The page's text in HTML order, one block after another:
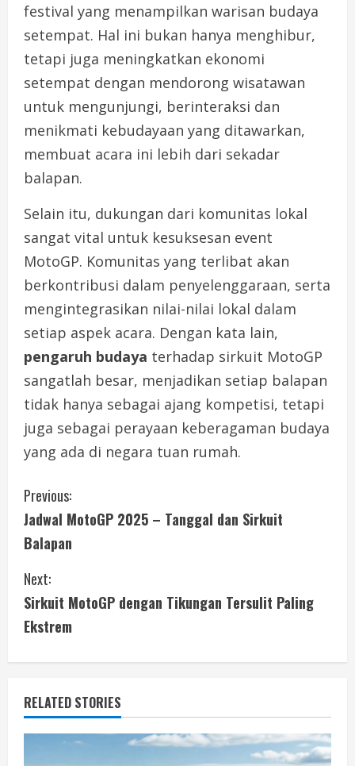
festival yang menampilkan warisan budaya
setempat. Hal ini bukan hanya menghibur,
tetapi juga meningkatkan ekonomi
setempat dengan mendorong wisatawan
untuk mengunjungi, berinteraksi dan
menikmati kebudayaan yang ditawarkan,
membuat acara ini lebih dari sekadar
balapan.
Selain itu, dukungan dari komunitas lokal
sangat vital untuk kesuksesan event
MotoGP. Komunitas yang terlibat akan
berkontribusi dalam penyelenggaraan, serta
mengintegrasikan nilai-nilai lokal dalam
setiap aspek acara. Dengan kata lain,
pengaruh budaya terhadap sirkuit MotoGP
sangatlah besar, menjadikan setiap balapan
tidak hanya sebagai ajang kompetisi, tetapi
juga sebagai perayaan keberagaman budaya
yang ada di negara tuan rumah.
C
o
n
t
i
n
u
e
Previous:
Jadwal MotoGP 2025 – Tanggal dan Sirkuit
Balapan
Next:
Sirkuit MotoGP dengan Tikungan Tersulit Paling
Ekstrem
RELATED STORIES